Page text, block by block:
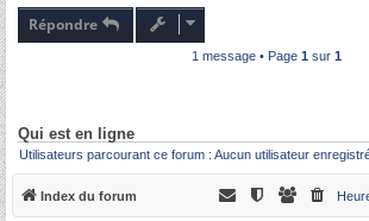
Répondre
1 message • Page 1 sur 1
Qui est en ligne
Utilisateurs parcourant ce forum : Aucun utilisateur
Index du forum